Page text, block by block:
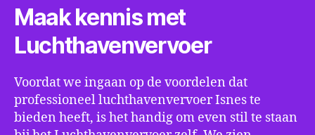
Maak kennis met
Luchthavenvervoer
Voordat we ingaan op de voordelen dat
professioneel luchthavenvervoer Isnes te
bieden heeft, is het handig om even stil te staan